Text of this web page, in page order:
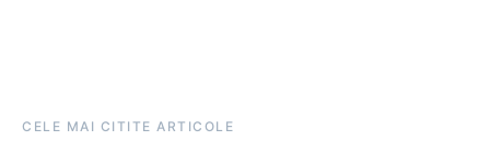
CELE MAI CITITE ARTICOLE